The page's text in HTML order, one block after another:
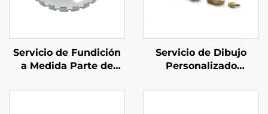
Servicio de Fundición
a Medida Parte de
Hierro Galvanizado
Servicio de Dibujo
Personalizado
Alta Precisión